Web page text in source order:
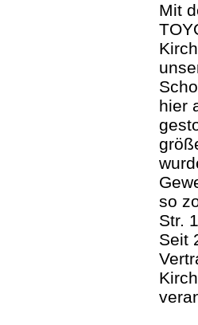
Mit
hier
so
Str.
Seit